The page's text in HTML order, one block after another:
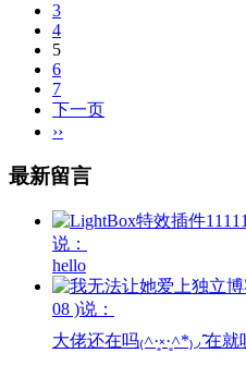
3
4
5
6
7
下一页
››
最新留言
说：
hello
08 )说：
大佬还在吗₍˄·͈༝·͈˄*₎◞ ̑̑在